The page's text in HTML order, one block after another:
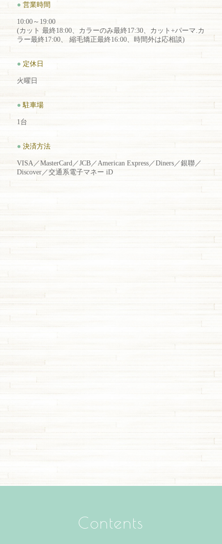
● 営業時間
10:00～19:00
(カット 最終18:00、カラーのみ最終17:30、カット+パーマ.カ
ラー最終17:00、 縮毛矯正最終16:00、時間外は応相談)
● 定休日
火曜日
● 駐車場
1台
● 決済方法
VISA／MasterCard／JCB／American Express／Diners／銀聯／
Discover／交通系電子マネー iD
Contents